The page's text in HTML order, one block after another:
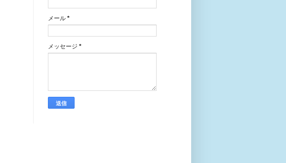
メール *
メッセージ *